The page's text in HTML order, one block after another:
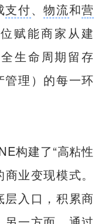
支付、物流和营
赋能商家从建
生命周期留存
管理）的每一环
构建了“高粘性
业变现模式。
入口，积累商